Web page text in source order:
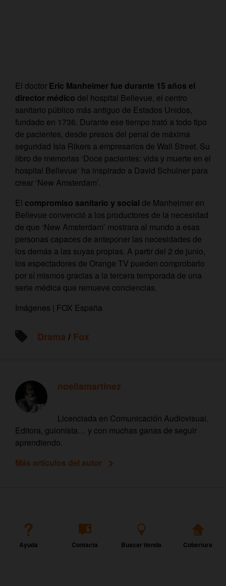
El doctor Eric Manheimer fue durante 15 años el
director médico del hospital Bellevue, el centro
sanitario público más antiguo de Estados Unidos,
fundado en 1736. Durante ese tiempo trató a todo tipo
de pacientes, desde presos del penal de máxima
seguridad Isla Rikers a empresarios de Wall Street. Su
libro de memorias ‘Doce pacientes: vida y muerte en el
hospital Bellevue’ ha inspirado a David Schulner para
crear ‘New Amsterdam’.
El compromiso sanitario y social de Manheimer en
Bellevue convenció a los productores de la necesidad
de que ‘New Amsterdam’ mostrara al mundo a esas
personas capaces de anteponer las necesidades de
los demás a las suyas propias. A partir del 2 de junio,
los espectadores de Orange TV pueden comprobarlo
por sí mismos gracias a la tercera temporada de una
serie médica que remueve conciencias.
Imágenes | FOX España
Drama / Fox
noeliamartinez
Licenciada en Comunicación Audiovisual.
Editora, guionista… y con muchas ganas de seguir
aprendiendo.
Más artículos del autor
Ayuda Contacta Buscar tienda Cobertura